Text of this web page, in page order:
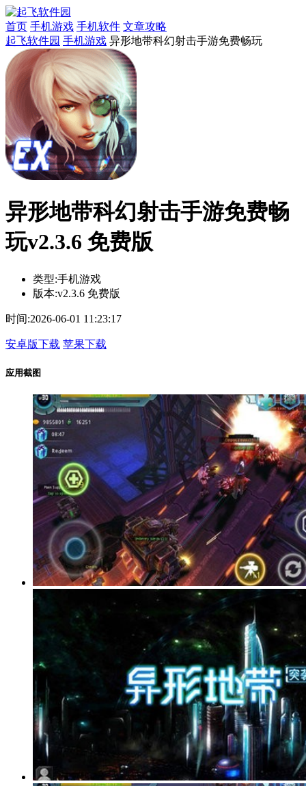
首页 手机游戏 手机软件 文章攻略
起飞软件园 手机游戏 异形地带科幻射击手游免费畅玩
异形地带科幻射击手游免费畅
玩v2.3.6 免费版
类型:手机游戏
版本:v2.3.6 免费版
时间:2026-06-01 11:23:17
安卓版下载 苹果下载
应用截图